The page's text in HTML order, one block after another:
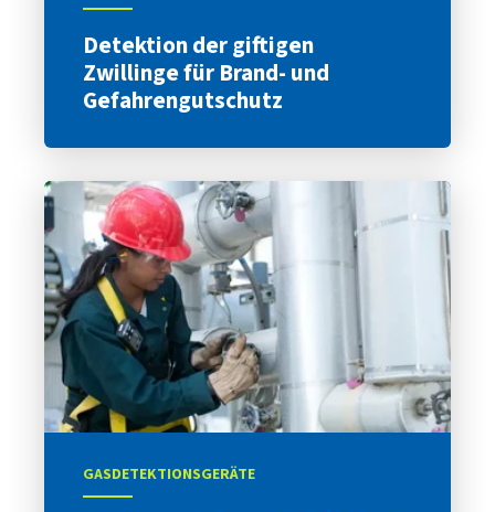
Detektion der giftigen
Zwillinge für Brand- und
Gefahrengutschutz
GASDETEKTIONSGERÄTE